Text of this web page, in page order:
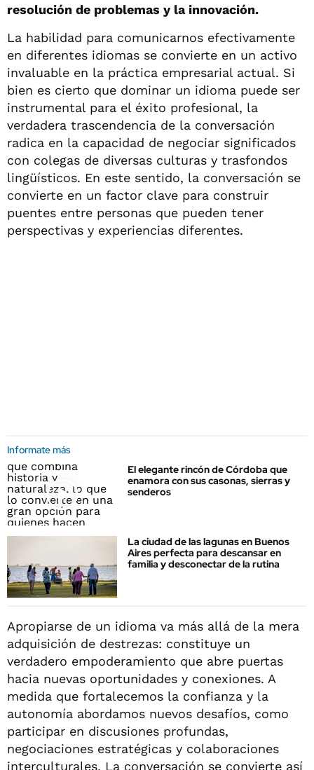
resolución de problemas y la innovación.
La habilidad para comunicarnos efectivamente
en diferentes idiomas se convierte en un activo
invaluable en la práctica empresarial actual. Si
bien es cierto que dominar un idioma puede ser
instrumental para el éxito profesional, la
verdadera trascendencia de la conversación
radica en la capacidad de negociar significados
con colegas de diversas culturas y trasfondos
lingüísticos. En este sentido, la conversación se
convierte en un factor clave para construir
puentes entre personas que pueden tener
perspectivas y experiencias diferentes.
Informate más
El elegante rincón de Córdoba que
enamora con sus casonas, sierras y
senderos
La ciudad de las lagunas en Buenos
Aires perfecta para descansar en
familia y desconectar de la rutina
Apropiarse de un idioma va más allá de la mera
adquisición de destrezas: constituye un
verdadero empoderamiento que abre puertas
hacia nuevas oportunidades y conexiones. A
medida que fortalecemos la confianza y la
autonomía abordamos nuevos desafíos, como
participar en discusiones profundas,
negociaciones estratégicas y colaboraciones
interculturales. La conversación se convierte así